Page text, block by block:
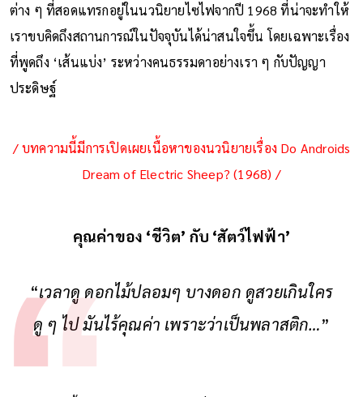
ต่าง ๆ ที่สอดแทรกอยู่ในนวนิยายไซไฟจากปี 1968 ที่น่าจะทำให้
เราขบคิดถึงสถานการณ์ในปัจจุบันได้น่าสนใจขึ้น โดยเฉพาะเรื่อง
ที่พูดถึง ‘เส้นแบ่ง’ ระหว่างคนธรรมดาอย่างเรา ๆ กับปัญญา
ประดิษฐ์
/ บทความนี้มีการเปิดเผยเนื้อหาของนวนิยายเรื่อง Do Androids
Dream of Electric Sheep? (1968) /
คุณค่าของ ‘ชีวิต’ กับ ‘สัตว์ไฟฟ้า’
“เวลาดู ดอกไม้ปลอมๆ บางดอก ดูสวยเกินใคร
ดู ๆ ไป มันไร้คุณค่า เพราะว่าเป็นพลาสติก…”